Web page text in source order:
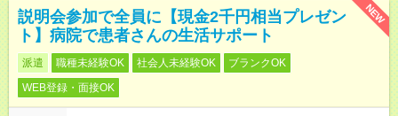
NEW
説明会参加で全員に【現金2千円相当プレゼン
ト】病院で患者さんの生活サポート
派遣 職種未経験OK 社会人未経験OK
ブランクOK
WEB登録・面接OK